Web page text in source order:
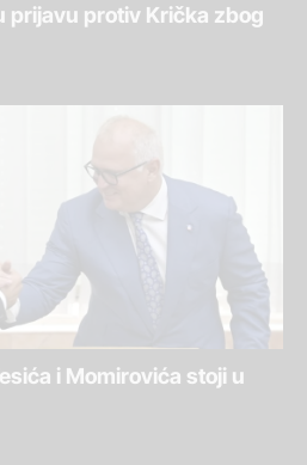
prijavu protiv Krička zbog
i Momirovića stoji u